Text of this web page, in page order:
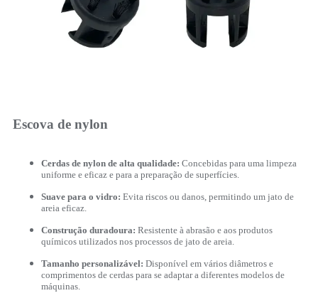
Escova de nylon
Cerdas de nylon de alta qualidade: Concebidas para uma limpeza
uniforme e eficaz e para a preparação de superfícies.
Suave para o vidro: Evita riscos ou danos, permitindo um jato de
areia eficaz.
Construção duradoura: Resistente à abrasão e aos produtos
químicos utilizados nos processos de jato de areia.
Tamanho personalizável: Disponível em vários diâmetros e
comprimentos de cerdas para se adaptar a diferentes modelos de
máquinas.